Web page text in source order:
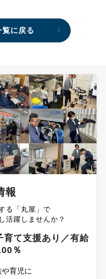
覧に戻る
報
る「丸屋」で
活躍しませんか？
育て支援あり／有給
％
育児に